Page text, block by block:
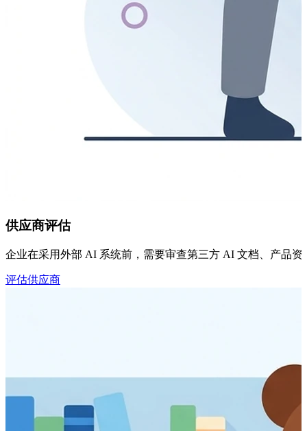
供应商评估
企业在采用外部 AI 系统前，需要审查第三方 AI 文档、产品
评估供应商